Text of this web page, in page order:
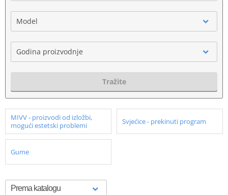
Model
Godina proizvodnje
Tražite
MIVV - proizvodi od izložbi,
mogući estetski problemi
Svjećice - prekinuti program
Gume